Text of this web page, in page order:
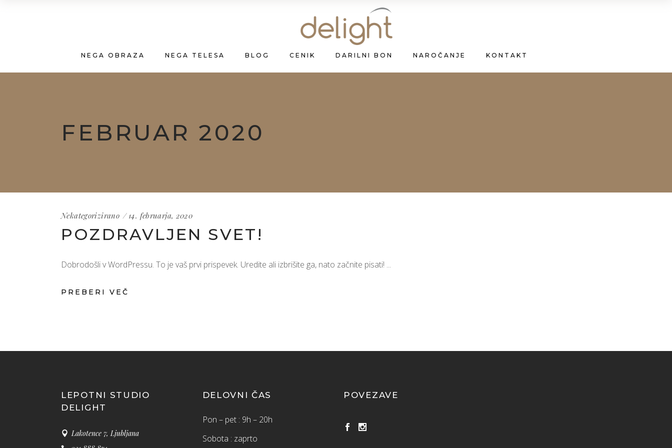
NEGA OBRAZA NEGA TELESA BLOG CENIK DARILNI BON NAROČANJE KONTAKT
FEBRUAR 2020
Nekategorizirano 14. februarja, 2020
POZDRAVLJEN SVET!
Dobrodošli v WordPressu. To je vaš prvi prispevek. Uredite ali izbrišite ga, nato začnite pisati!
PREBERI VEČ
LEPOTNI STUDIO
DELIGHT
Lakotence 7, Ljubljana
DELOVNI ČAS
Pon – pet : 9h – 20h
Sobota : zaprto
POVEZAVE